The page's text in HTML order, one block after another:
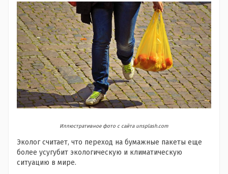
Иллюстративное фото с сайта unsplash.com
Эколог считает, что переход на бумажные пакеты еще
более усугубит экологическую и климатическую
ситуацию в мире.